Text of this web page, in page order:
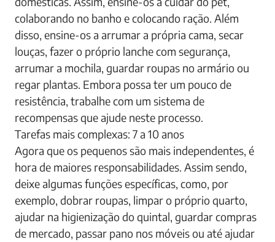
colaborando no banho e colocando ração. Além
disso, ensine-os a arrumar a própria cama, secar
louças, fazer o próprio lanche com segurança,
arrumar a mochila, guardar roupas no armário ou
regar plantas. Embora possa ter um pouco de
resistência, trabalhe com um sistema de
recompensas que ajude neste processo.
Tarefas mais complexas: 7 a 10 anos
Agora que os pequenos são mais independentes, é
hora de maiores responsabilidades. Assim sendo,
deixe algumas funções específicas, como, por
exemplo, dobrar roupas, limpar o próprio quarto,
ajudar na higienização do quintal, guardar compras
de mercado, passar pano nos móveis ou até ajudar